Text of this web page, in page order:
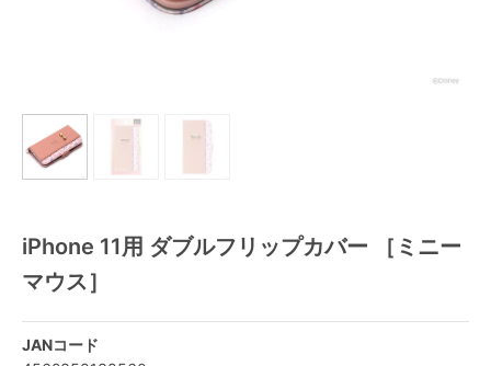
iPhone 11用 ダブルフリップカバー ［ミニー
マウス］
JANコード